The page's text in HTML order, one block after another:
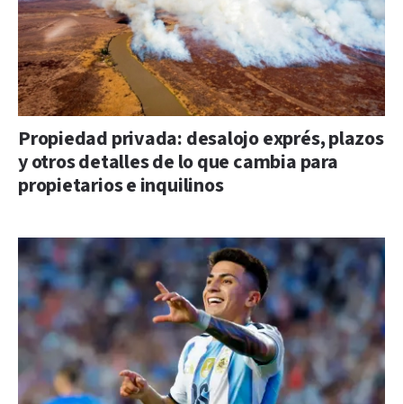
Propiedad privada: desalojo exprés, plazos
y otros detalles de lo que cambia para
propietarios e inquilinos